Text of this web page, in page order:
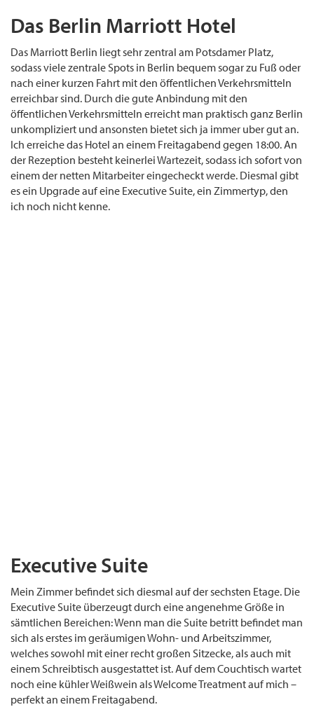
Das Berlin Marriott Hotel
Das Marriott Berlin liegt sehr zentral am Potsdamer Platz,
sodass viele zentrale Spots in Berlin bequem sogar zu Fuß oder
nach einer kurzen Fahrt mit den öffentlichen Verkehrsmitteln
erreichbar sind. Durch die gute Anbindung mit den
öffentlichen Verkehrsmitteln erreicht man praktisch ganz Berlin
unkompliziert und ansonsten bietet sich ja immer uber gut an.
Ich erreiche das Hotel an einem Freitagabend gegen 18:00. An
der Rezeption besteht keinerlei Wartezeit, sodass ich sofort von
einem der netten Mitarbeiter eingecheckt werde. Diesmal gibt
es ein Upgrade auf eine Executive Suite, ein Zimmertyp, den
ich noch nicht kenne.
Executive Suite
Mein Zimmer befindet sich diesmal auf der sechsten Etage. Die
Executive Suite überzeugt durch eine angenehme Größe in
sämtlichen Bereichen: Wenn man die Suite betritt befindet man
sich als erstes im geräumigen Wohn- und Arbeitszimmer,
welches sowohl mit einer recht großen Sitzecke, als auch mit
einem Schreibtisch ausgestattet ist. Auf dem Couchtisch wartet
noch eine kühler Weißwein als Welcome Treatment auf mich –
perfekt an einem Freitagabend.